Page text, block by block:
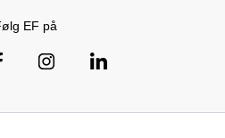
EF på